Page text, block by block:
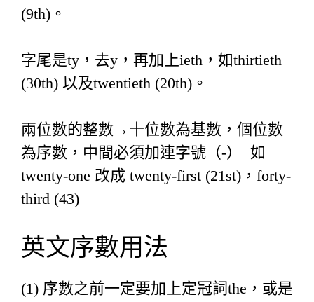
(9th)。
字尾是ty，去y，再加上ieth，如thirtieth
(30th) 以及twentieth (20th)。
兩位數的整數→十位數為基數，個位數
為序數，中間必須加連字號（-） 如
twenty-one 改成 twenty-first (21st)，forty-
third (43)
英文序數用法
(1) 序數之前一定要加上定冠詞the，或是